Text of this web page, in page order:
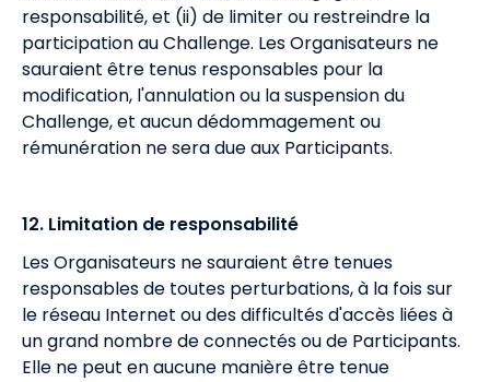
responsabilité, et (ii) de limiter ou restreindre la
participation au Challenge. Les Organisateurs ne
sauraient être tenus responsables pour la
modification, l'annulation ou la suspension du
Challenge, et aucun dédommagement ou
rémunération ne sera due aux Participants.
12. Limitation de responsabilité
Les Organisateurs ne sauraient être tenues
responsables de toutes perturbations, à la fois sur
le réseau Internet ou des difficultés d'accès liées à
un grand nombre de connectés ou de Participants.
Elle ne peut en aucune manière être tenue